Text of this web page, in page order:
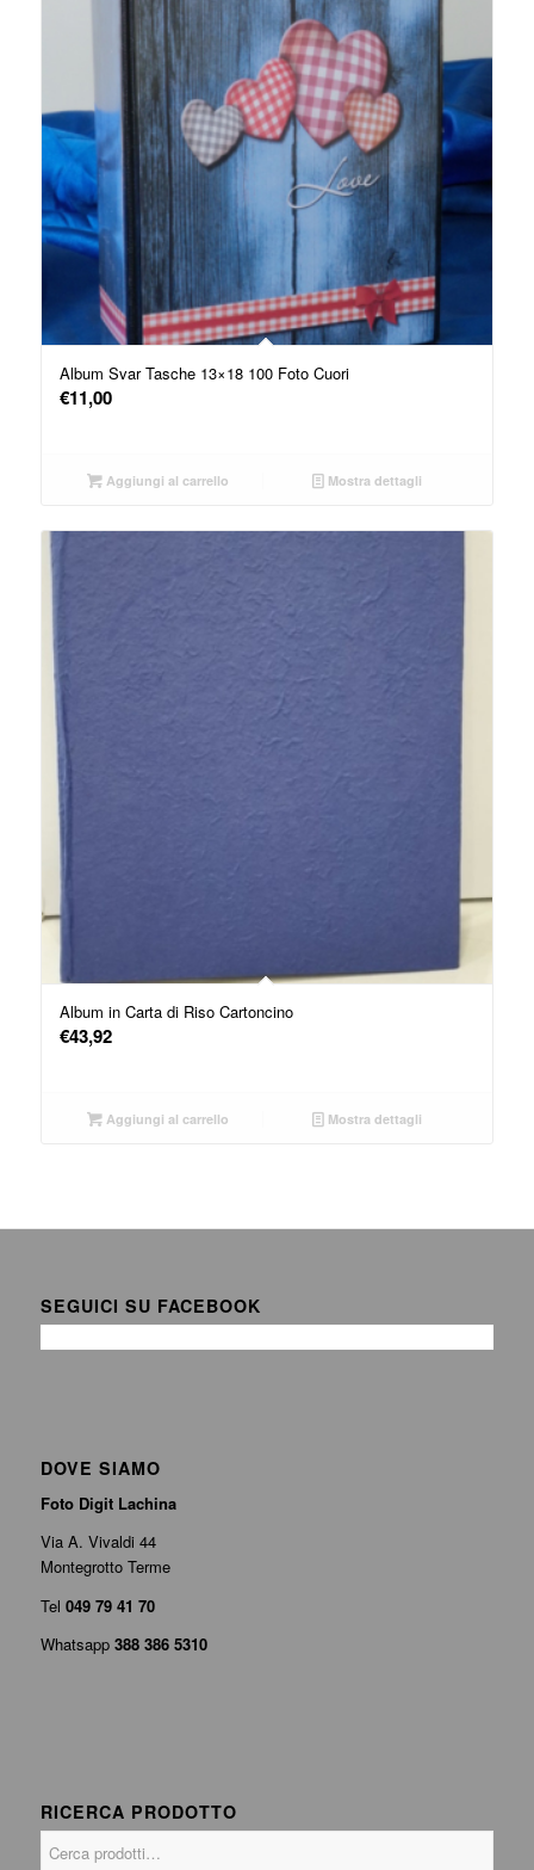
Album Svar Tasche 13×18 100 Foto Cuori
€11,00
Aggiungi al carrello Mostra dettagli
Album in Carta di Riso Cartoncino
€43,92
Aggiungi al carrello Mostra dettagli
SEGUICI SU FACEBOOK
DOVE SIAMO
Foto Digit Lachina
Via A. Vivaldi 44
Montegrotto Terme
Tel 049 79 41 70
Whatsapp388 386 5310
RICERCA PRODOTTO